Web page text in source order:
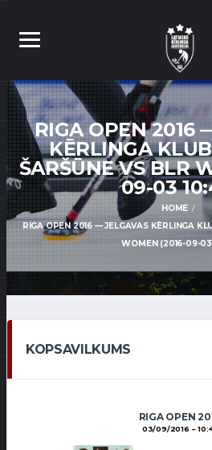
RIGA OPEN 2016
KĒRLINGA
ŠARŠŪNE VS BLR
09-03
HOME
RIGA OPEN 2016 — JELGAVAS KĒRLINGA
WOMEN (2016-09-03
KOPSAVILKUMS
RIGA OPEN
03/09/2016